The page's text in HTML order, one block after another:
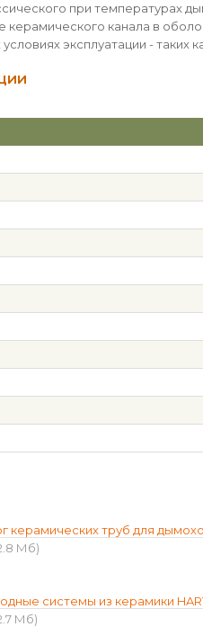
при температурах
керамического канала в
эксплуатации - таких
керамических труб для
Мб)
системы из керамики
Мб)